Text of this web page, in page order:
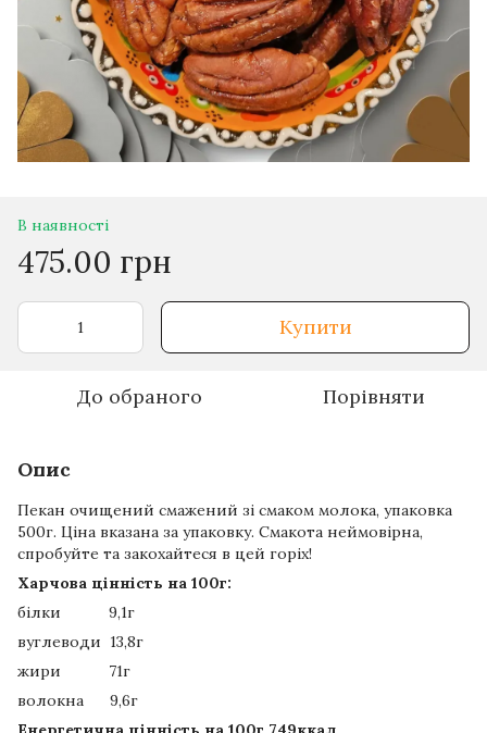
В наявності
475.00 грн
Купити
До обраного Порівняти
Опис
Пекан очищений смажений зі смаком молока, упаковка
500г. Ціна вказана за упаковку. Смакота неймовірна,
спробуйте та закохайтеся в цей горіх!
Харчова цінність на 100г:
білки 9,1г
вуглеводи 13,8г
жири 71г
волокна 9,6г